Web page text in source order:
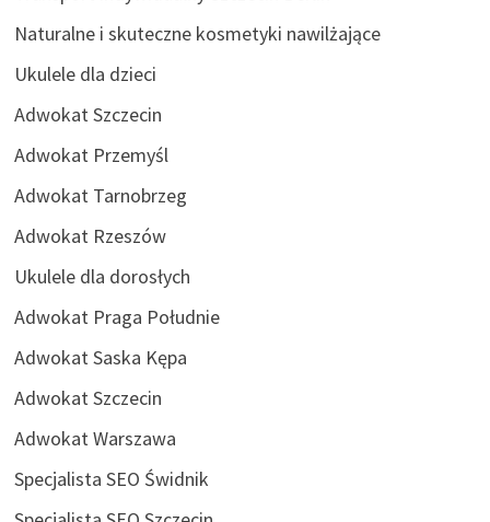
Naturalne i skuteczne kosmetyki nawilżające
Ukulele dla dzieci
Adwokat Szczecin
Adwokat Przemyśl
Adwokat Tarnobrzeg
Adwokat Rzeszów
Ukulele dla dorosłych
Adwokat Praga Południe
Adwokat Saska Kępa
Adwokat Szczecin
Adwokat Warszawa
Specjalista SEO Świdnik